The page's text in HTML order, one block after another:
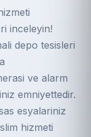
inceleyin!
depo tesisleri
ve alarm
emniyettedir.
esyalariniz
hizmeti